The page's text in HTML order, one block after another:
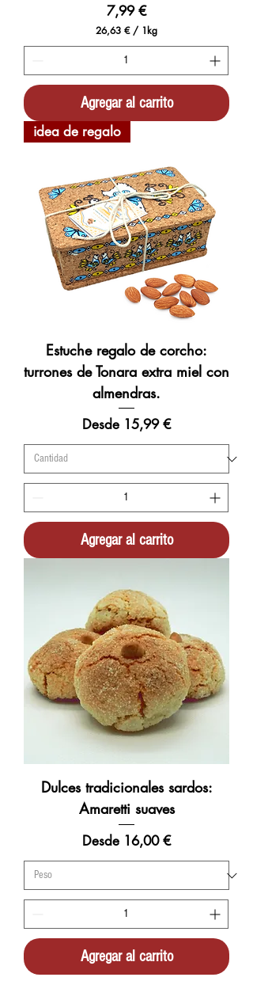
Precio
7,99 €
26,63 € / 1kg
6
,
6
p
K
i
l
o
g
r
a
m
o
s
Agregar al carrito
idea de regalo
Estuche regalo de corcho:
turrones de Tonara extra miel con
almendras.
Desde 15,99 €
Precio de oferta
Agregar al carrito
Dulces tradicionales sardos:
Amaretti suaves
Desde 16,00 €
Precio de oferta
Agregar al carrito